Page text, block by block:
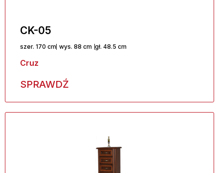
CK-05
Cruz
szer. 170 cm wys. 88 cm gł. 48.5 cm
SPRAWDŹ